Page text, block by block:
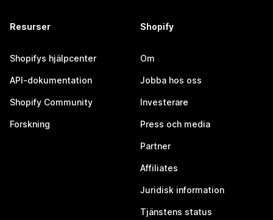
Resurser
Shopifys hjälpcenter
API-dokumentation
Shopify Community
Forskning
Shopify
Om
Jobba hos oss
Investerare
Press och media
Partner
Affiliates
Juridisk information
Tjänstens status